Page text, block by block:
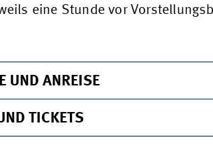
eine Stunde vor
UND ANREISE
TICKETS